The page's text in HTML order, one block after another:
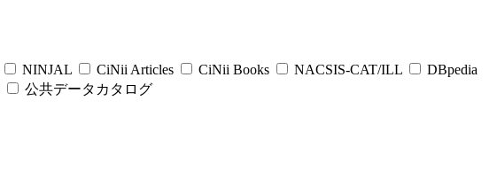
NINJAL CiNii Articles CiNii Books NACSIS-CAT/ILL
DBpedia
公共データカタログ